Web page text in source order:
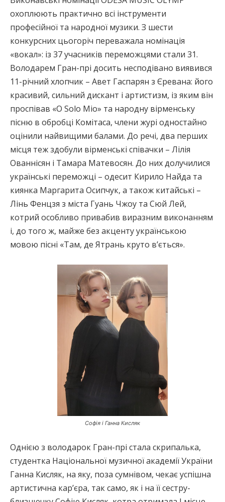
охоплюють практично всі інструменти
професійної та народної музики. З шести
конкурсних цьогоріч переважала номінація
«вокал»: із 37 учасників переможцями стали 31.
Володарем Гран-прі досить несподівано виявився
11-річний хлопчик – Авет Гаспарян з Єревана: його
красивий, сильний дискант і артистизм, із яким він
проспівав «O Solo Mio» та народну вірменську
пісню в обробці Комітаса, члени журі одностайно
оцінили найвищими балами. До речі, два перших
місця теж здобули вірменські співачки – Лілія
Ованнісян і Тамара Матевосян. До них долучилися
українські переможці – одесит Кирило Найда та
киянка Маргарита Осипчук, а також китайські –
Лінь Фенцзя з міста Гуань Чжоу та Сюй Лей,
котрий особливо привабив виразним виконанням
і, до того ж, майже без акценту українською
мовою пісні «Там, де Ятрань круто в’ється».
Софія і Ганна Кисляк
Однією з володарок Гран-прі стала скрипалька,
студентка Національної музичної академії України
Ганна Кисляк, на яку, поза сумнівом, чекає успішна
артистична кар’єра, так само, як і на її сестру-